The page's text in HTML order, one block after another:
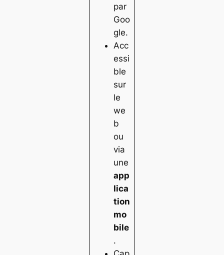
par
Goo
gle.
Acc
essi
ble
sur
le
we
b
ou
via
une
app
lica
tion
mo
bile
.